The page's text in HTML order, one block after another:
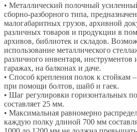
• Металлический полочный
сборно-разборного типа,
малогабаритных грузов, архивной
различных товаров и продукции в
архивов, библиотек и складов.
использование металлического
различного инвентаря,
гаражах, на балконах и даче.
• Способ крепления полок к стойкам
при помощи болтов, шайб и гаек.
• Шаг регулировки горизонтальных
составляет 25 мм.
• Максимальная равномерно
каждую полку длиной 700 мм